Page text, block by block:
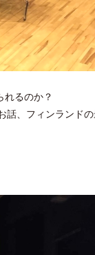
れるのか？
話、フィンランド